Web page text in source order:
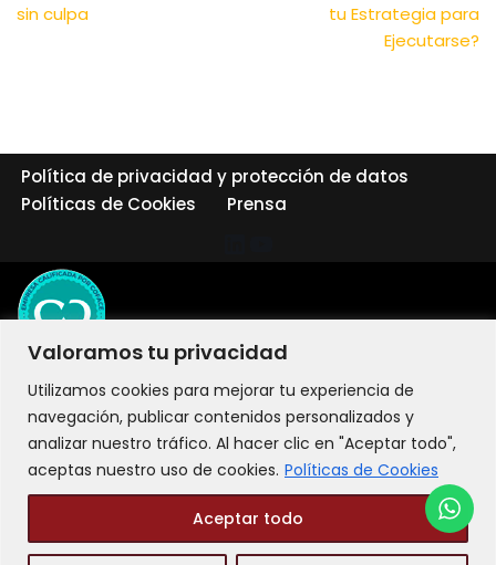
Valoramos tu privacidad
Utilizamos cookies para mejorar tu experiencia de
navegación, publicar contenidos personalizados y
analizar nuestro tráfico. Al hacer clic en "Aceptar todo",
aceptas nuestro uso de cookies. Políticas de Cookies
Aceptar todo
sin culpa
tu Estrategia para
Ejecutarse?
Política de privacidad y protección de datos
Políticas de Cookies
Prensa
©2026 LIT Liderazgo Integral Transformacional - Todos los